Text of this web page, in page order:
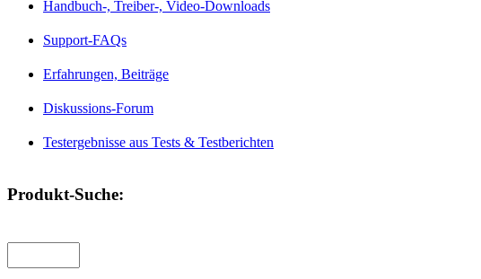
Handbuch-, Treiber-, Video-Downloads
Support-FAQs
Erfahrungen, Beiträge
Diskussions-Forum
Testergebnisse aus Tests & Testberichten
Produkt-Suche: